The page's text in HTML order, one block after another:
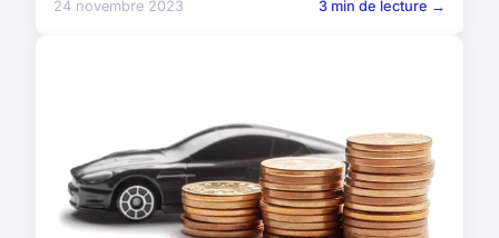
24 novembre 2023 3 min de lecture →